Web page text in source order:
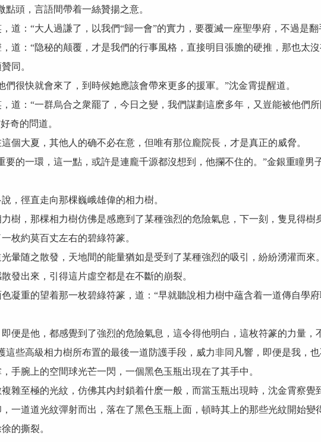
點頭，言語間帶着一絲贊揚之意。
：“大人過謙了，以我們“歸一會”的實力，要覆滅一座聖學府，不過是翻
：“隐秘的颠覆，才是我們的行事風格，直接明目張膽的硬推，那也太沒
同。
很快就會來了，到時候她應該會帶來更多的援軍。”沈金霄提醒道。
：“一群烏合之衆罷了，今日之變，我們謀劃這麽多年，又豈能被他們
奇的問道。
大夏，其他人的确不必在意，但唯有那位龐院長，才是真正的威脅。
一環，這一點，或許是連龐千源都沒想到，他攔不住的。”金銀重瞳男
徑直走向那棵巍峨雄偉的相力樹。
，那棵相力樹仿佛是感應到了某種強烈的危險氣息，下一刻，隻見得樹
枚約莫百丈左右的碧綠符篆。
随之散發，天地間的能量猶如是受到了某種強烈的吸引，紛紛湧灌而來。
出來，引得這片虛空都是在不斷的崩裂。
重的望着那一枚碧綠符篆，道：“早就聽說相力樹中蘊含着一道傳自學
是他，都感覺到了強烈的危險氣息，這令得他明白，這枚符篆的力量，
高級相力樹所布置的最後一道防護手段，威力非同凡響，即便是我，也
腕上的空間球光芒一閃，一個黑色玉瓶出現在了其手中。
至極的光紋，仿佛其内封鎖着什麽一般，而當玉瓶出現時，沈金霄察覺
道道光紋彈射而出，落在了黑色玉瓶上面，頓時其上的那些光紋開始變
的撕裂。